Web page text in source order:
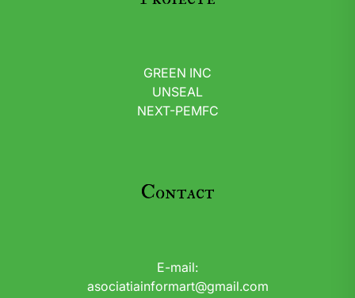
GREEN INC
UNSEAL
NEXT-PEMFC
Contact
E-mail:
asociatiainformart@gmail.com